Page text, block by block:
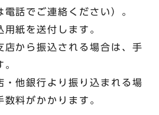
電話でご連絡ください）。
用紙を送付します。
店から振込される場合は、手
・他銀行より振り込まれる場
数料がかかります。